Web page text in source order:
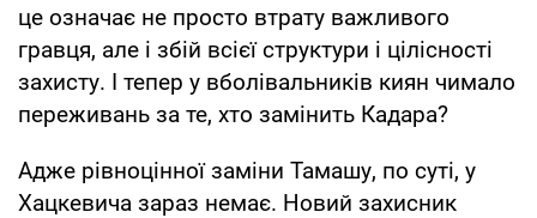
це означає не просто втрату важливого
гравця, але і збій всієї структури і цілісності
захисту. І тепер у вболівальників киян чимало
переживань за те, хто замінить Кадара?
Адже рівноцінної заміни Тамашу, по суті, у
Хацкевича зараз немає. Новий захисник